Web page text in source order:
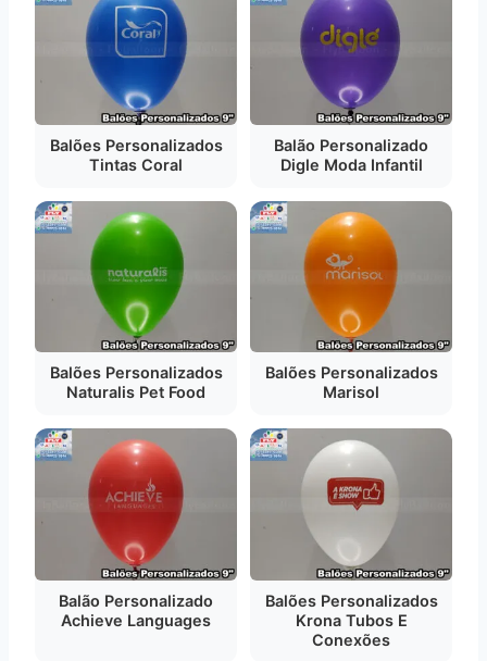
Balões Personalizados
Tintas Coral
Balão Personalizado
Digle Moda Infantil
Balões Personalizados
Naturalis Pet Food
Balões Personalizados
Marisol
Balão Personalizado
Achieve Languages
Balões Personalizados
Krona Tubos E
Conexões